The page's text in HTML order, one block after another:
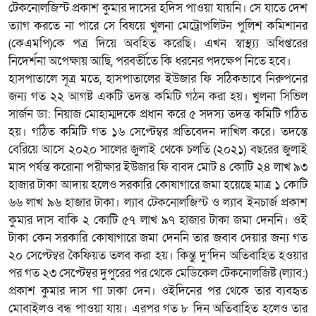
টেকনোলজিস্ট প্রকাশ কুমার দাসের হদিস পাওয়া যায়নি। সে যাতে দেশ
ত্যাগ করতে না পারে সে বিষয়ে খুলনা মেট্রোপলিটন পুলিশ কমিশানর
(কেএমপি)কে পত্র দিয়ে অবহিত করেছি। এখন স্বাস্থ্য্য অধিপ্তরের
নিদের্শনা অপেক্ষায় আছি, পরবর্তীতে কি ধরনের পদক্ষেপ নিতে হবে।
হাসপাতালে সূত্র মতে, হাসপাতালের ইউজার ফি সঠিকভাবে নিরুপনের
জন্য গত ২২ আগষ্ট একটি তদন্ত কমিটি গঠন করা হয়। খুলনা সিভিল
সার্জন ডা: নিয়াজ মোহাম্মদকে প্রধান করে ৫ সদস্য তদন্ত কমিটি গঠিত
হয়। গঠিত কমিটি গত ১৬ সেপ্টেম্বর প্রতিবেদন দাখিল করে। তদন্তে
বেরিয়ে আসে ২০২০ সালের জুলাই থেকে চলতি (২০২১) বছরের জুলাই
মাস পর্যন্ত করোনা পরীক্ষার ইউজার ফি বাবদ মোট ৪ কোটি ২৪ লাখ ৯৩
হাজার টাকা আদায় হলেও সরকারি কোষাগারে জমা হয়েছে মাত্র ১ কোটি
৬৬ লাখ ৯৬ হাজার টাকা। ল্যাব টেকনোলজিস্ট ও ল্যাব ইনচার্জ প্রকাশ
কুমার দাস বাকি ২ কোটি ৫৭ লাখ ৯৭ হাজার টাকা জমা দেননি। ওই
টাকা কেন সরকারি কোষাগারে জমা দেননি তার জবাব দেয়ার জন্য গত
২০ সেপ্টেম্বর কৈফিয়ত তলব করা হয়। কিন্তু দু’দিন অতিবাহিত হওয়ার
পর গত ২৩ সেপ্টেম্বর দুপুরের পর থেকে মেডিকেল টেকনোলজিষ্ট (ল্যাব:)
প্রকাশ কুমার দাস গা ঢাকা দেন। ওইদিনের পর থেকে তার ব্যবহৃত
মোবাইলও বন্ধ পাওয়া যায়। এরপর গত ৮ দিন অতিবাহিত হলেও তার